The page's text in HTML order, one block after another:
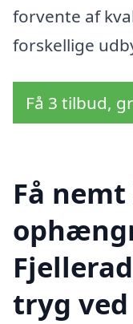
forvente af
forskellige
Få 3 tilbud,
Få
tryg ved